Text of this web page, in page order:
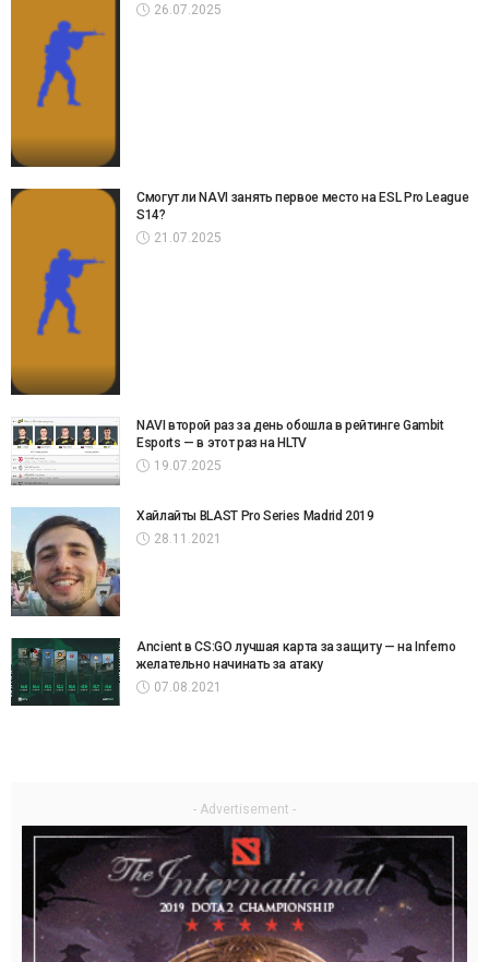
26.07.2025
Смогут ли NAVI занять первое место на ESL Pro League
S14?
21.07.2025
NAVI второй раз за день обошла в рейтинге Gambit
Esports — в этот раз на HLTV
19.07.2025
Хайлайты BLAST Pro Series Madrid 2019
28.11.2021
Ancient в CS:GO лучшая карта за защиту — на Inferno
желательно начинать за атаку
07.08.2021
- Advertisement -